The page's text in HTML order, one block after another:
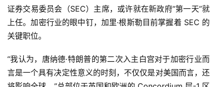
证券交易委员会（SEC）主席，或许就在新政府“第一天”就
上任。加密行业的眼中钉，加里·根斯勒目前掌握着 SEC 的
关键职位。
“我认为，唐纳德·特朗普的第二次入主白宫对于加密行业而
言是一个具有决定性意义的时刻，不仅仅是对美国而言，还